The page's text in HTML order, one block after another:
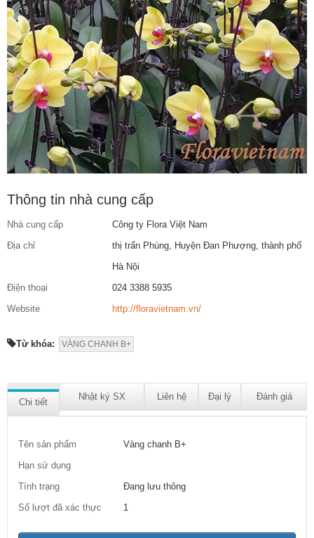
Thông tin nhà cung cấp
Nhà cung cấp
Công ty Flora Việt Nam
Địa chỉ
thị trấn Phùng, Huyện Đan Phượng, thành phố
Hà Nội
Điện thoại
024 3388 5935
Website
http://floravietnam.vn/
Từ khóa: VÀNG CHANH B+
Chi tiết
Nhật ký SX Liên hệ Đại lý Đánh giá
Tên sản phẩm
Vàng chanh B+
Hạn sử dụng
Tình trạng
Đang lưu thông
Số lượt đã xác thực
1